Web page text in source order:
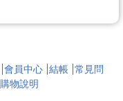
會員中心 結帳 常見問
購物說明